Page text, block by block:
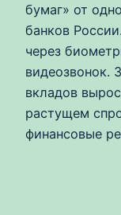
бумаг» от
банков
через
видеозвонок.
вкладов
растущем
финансовые